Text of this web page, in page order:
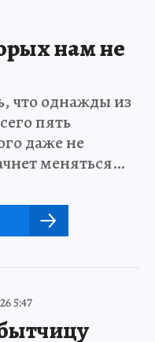
нам не
что однажды из
пять
даже не
меняться…
5:47